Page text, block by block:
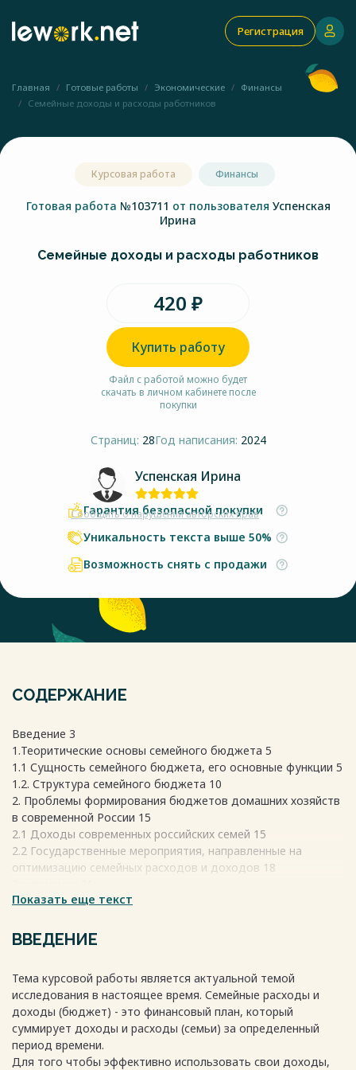
Регистрация
Главная Готовые работы Экономические
Финансы
Семейные доходы и расходы работников
Курсовая работа Финансы
Готовая работа №103711 от пользователя Успенская
Ирина
Семейные доходы и расходы работников
420 ₽
Купить работу
Файл с работой можно будет
скачать в личном кабинете после
покупки
Страниц: 28Год написания: 2024
Успенская Ирина
Сообщить о нарушении авторских прав
Гарантия безопасной покупки
Уникальность текста выше 50%
Возможность снять с продажи
СОДЕРЖАНИЕ
Введение 3
1.Теоритические основы семейного бюджета 5
1.1 Сущность семейного бюджета, его основные функции 5
1.2. Структура семейного бюджета 10
2. Проблемы формирования бюджетов домашних хозяйств
в современной России 15
2.1 Доходы современных российских семей 15
2.2 Государственные мероприятия, направленные на
оптимизацию семейных расходов и доходов 18
Список использованной литературы 22
Приложение 2 26
Весь текст будет доступен
Показать еще текст
ВВЕДЕНИЕ
Тема курсовой работы является актуальной темой
исследования в настоящее время. Семейные расходы и
доходы (бюджет) - это финансовый план, который
суммирует доходы и расходы (семьи) за определенный
период времени.
Для того чтобы эффективно использовать свои доходы,